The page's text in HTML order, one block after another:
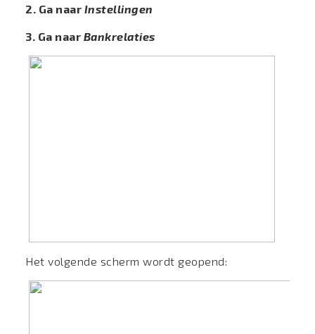
2. Ga naar Instellingen
3. Ga naar Bankrelaties
Het volgende scherm wordt geopend: